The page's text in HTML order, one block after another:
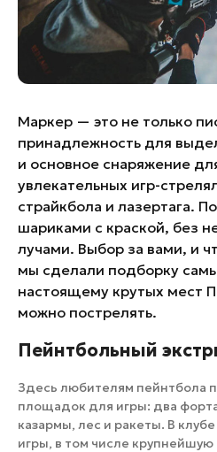
Банные комплексы
Горнолыжные клубы
Спецпроекты
Инвестиционный портал
Пикник в Подмосковье
Золотое кольцо России
Особо
природные
Маркер — это не только
принадлежность для
и основное снаряжение
увлекательных игр-
страйкбола и лазертага.
шариками с краской, без
лучами. Выбор за вами, и
мы сделали подборку
настоящему крутых мест
можно пострелять.
Пейнтбольный
Здесь любителям пейнтбола
площадок для игры: два
казармы, лес и ракеты. В
игры, в том числе